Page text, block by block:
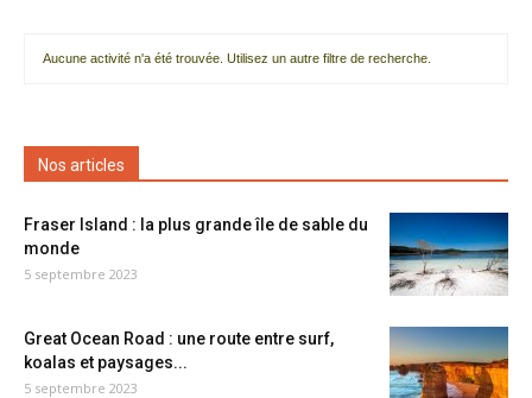
Aucune activité n'a été trouvée. Utilisez un autre filtre de recherche.
Nos articles
Fraser Island : la plus grande île de sable du
monde
5 septembre 2023
Great Ocean Road : une route entre surf,
koalas et paysages...
5 septembre 2023